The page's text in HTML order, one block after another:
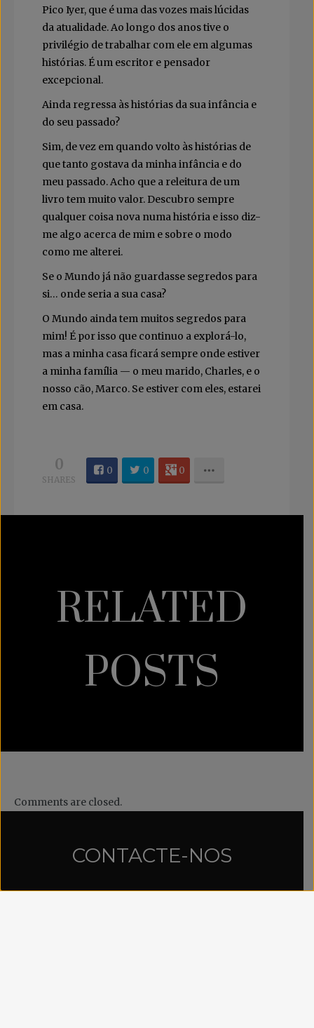
Pico Iyer, que é uma das vozes mais lúcidas
da atualidade. Ao longo dos anos tive o
privilégio de trabalhar com ele em algumas
histórias. É um escritor e pensador
excepcional.
Ainda regressa às histórias da sua infância e
do seu passado?
Sim, de vez em quando volto às histórias de
que tanto gostava da minha infância e do
meu passado. Acho que a releitura de um
livro tem muito valor. Descubro sempre
qualquer coisa nova numa história e isso diz-
me algo acerca de mim e sobre o modo
como me alterei.
Se o Mundo já não guardasse segredos para
si… onde seria a sua casa?
O Mundo ainda tem muitos segredos para
mim! É por isso que continuo a explorá-lo,
mas a minha casa ficará sempre onde estiver
a minha família — o meu marido, Charles, e o
nosso cão, Marco. Se estiver com eles, estarei
em casa.
0
SHARES
0 0 0
RELATED
POSTS
Comments are closed.
CONTACTE-NOS